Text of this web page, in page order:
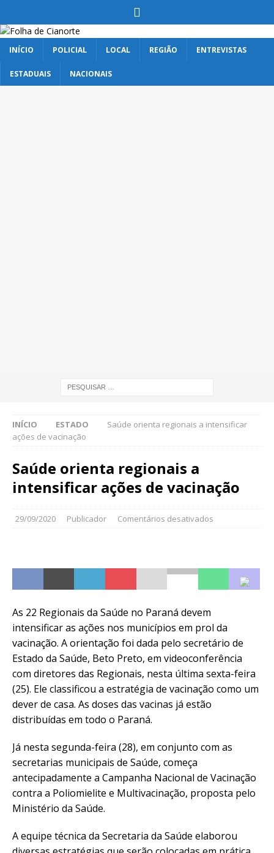
INÍCIO POLICIAL LOCAL REGIÃO ENTREVISTAS
ESTADUAIS NACIONAIS
INÍCIO ESTADO
Saúde orienta regionais a intensificar
ações de vacinação
Saúde orienta regionais a
intensificar ações de vacinação
29/09/2020 Publicador Comentários desativados
As 22 Regionais da Saúde no Paraná devem
intensificar as ações nos municípios em prol da
vacinação. A orientação foi dada pelo secretário de
Estado da Saúde, Beto Preto, em videoconferência
com diretores das Regionais, nesta última sexta-feira
(25). Ele classificou a estratégia de vacinação como um
dever de casa. As doses das vacinas já estão
distribuídas em todo o Paraná.
Já nesta segunda-feira (28), em conjunto com as
secretarias municipais de Saúde, começa
antecipadamente a Campanha Nacional de Vacinação
contra a Poliomielite e Multivacinação, proposta pelo
Ministério da Saúde.
A equipe técnica da Secretaria da Saúde elaborou